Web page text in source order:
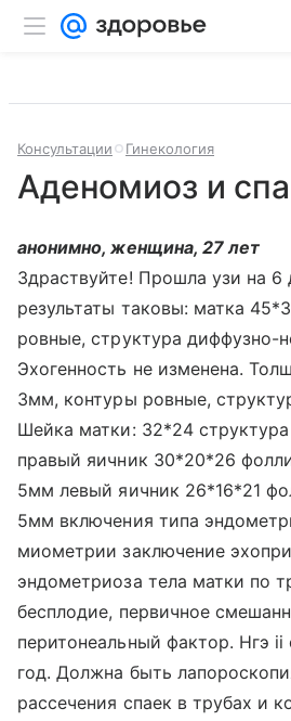
Консультации Гинекология
Аденомиоз и
анонимно, женщина, 27 лет
Здраствуйте! Прошла узи на 6
результаты таковы: матка
ровные, структура диффузно-
Эхогенность не изменена.
3мм, контуры ровные,
Шейка матки: 32*24
правый яичник 30*20*26
5мм левый яичник 26*16*21
5мм включения типа
миометрии заключение
эндометриоза тела матки по
бесплодие, первичное
перитонеальный фактор. Нгэ
год. Должна быть
рассечения спаек в трубах и